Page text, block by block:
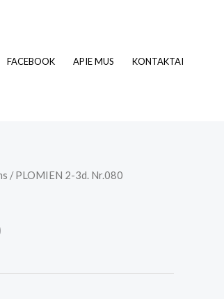
FACEBOOK APIE MUS KONTAKTAI
/ PLOMIEN 2-3d. Nr.080